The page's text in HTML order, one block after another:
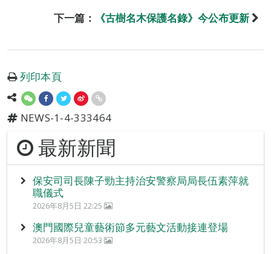
下一篇： 《古樹名木保護名錄》今公布更新
列印本頁
NEWS-1-4-333464
最新新聞
保安司司長陳子勁主持治安警察局局長伍素萍就
職儀式
2026年8月5日 22:25
澳門國際兒童藝術節多元藝文活動接連登場
2026年8月5日 20:53